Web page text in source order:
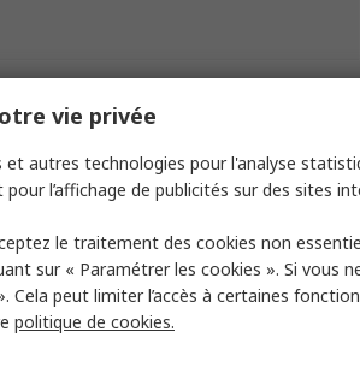
vie privée
et autres technologies pour l'analyse
l’affichage de publicités sur des sites
le traitement des cookies non
sur « Paramétrer les cookies ». Si vous
Cela peut limiter l’accès à certaines
politique de cookies.